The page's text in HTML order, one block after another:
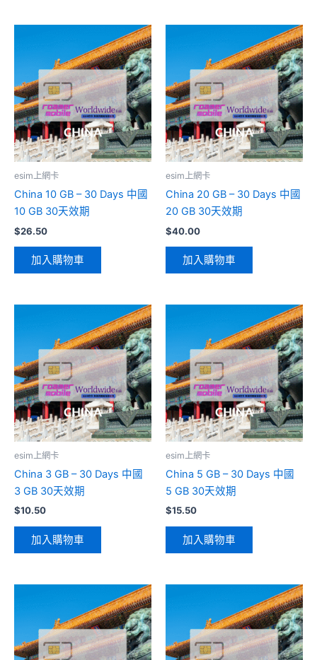
種
款
式。
可
在
產
品
面
esim上網卡
China 10 GB – 30 Days 中國
10 GB 30天效期
$26.50
加入購物車
esim上網卡
China 20 GB – 30 Days 中國
20 GB 30天效期
$40.00
加入購物車
esim上網卡
China 3 GB – 30 Days 中國
3 GB 30天效期
$10.50
加入購物車
esim上網卡
China 5 GB – 30 Days 中國
5 GB 30天效期
$15.50
加入購物車